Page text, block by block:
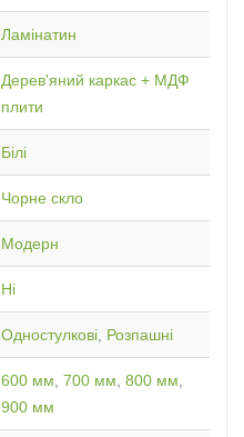
Ламінатин
Дерев'яний каркас + МДФ
плити
Білі
Чорне скло
Модерн
Ні
Одностулкові, Розпашні
600 мм, 700 мм, 800 мм,
900 мм